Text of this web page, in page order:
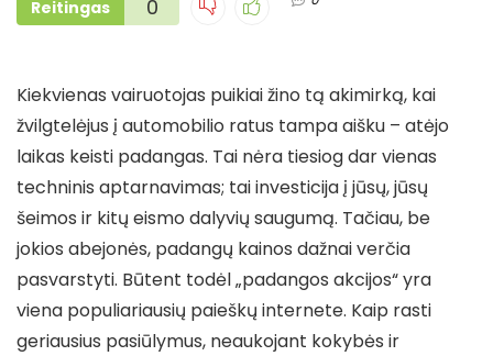
Reitingas 0
Kiekvienas vairuotojas puikiai žino tą akimirką, kai
žvilgtelėjus į automobilio ratus tampa aišku – atėjo
laikas keisti padangas. Tai nėra tiesiog dar vienas
techninis aptarnavimas; tai investicija į jūsų, jūsų
šeimos ir kitų eismo dalyvių saugumą. Tačiau, be
jokios abejonės, padangų kainos dažnai verčia
pasvarstyti. Būtent todėl „padangos akcijos“ yra
viena populiariausių paieškų internete. Kaip rasti
geriausius pasiūlymus, neaukojant kokybės ir